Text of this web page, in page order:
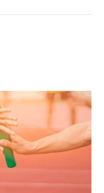
易供應鏈，讓「原
」的採購理念落
升成本效益，展